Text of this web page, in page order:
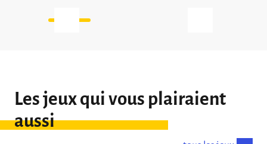
Les jeux qui vous plairaient
aussi